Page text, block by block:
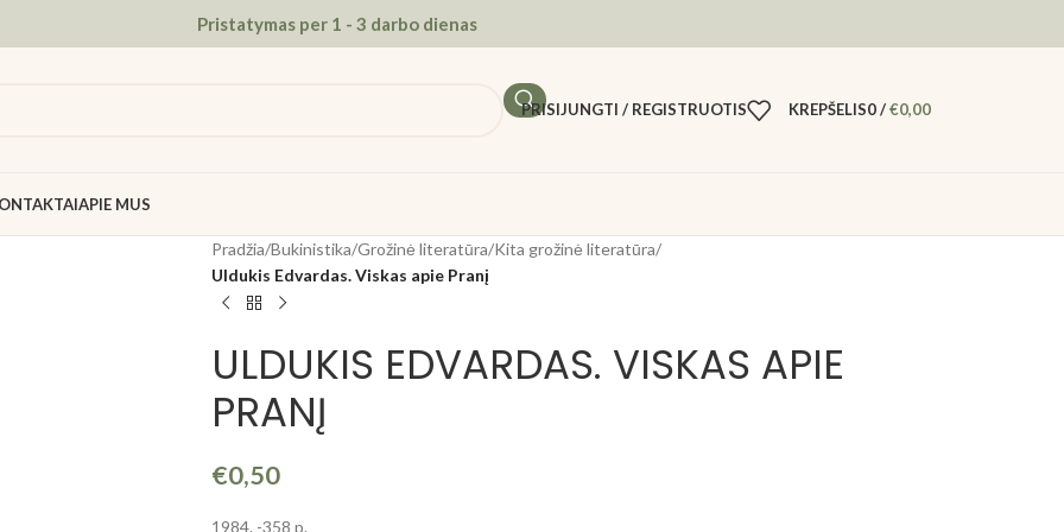
Pristatymas per 1 - 3 darbo dienas
PRISIJUNGTI / REGISTRUOTIS KREPŠELIS0/€0,00
APIE MUS
Pradžia/Bukinistika/Grožinė literatūra/Kita grožinė literatūra/
Uldukis Edvardas. Viskas apie Pranį
ULDUKIS EDVARDAS. VISKAS APIE
PRANĮ
€0,50
1984. -358 p.